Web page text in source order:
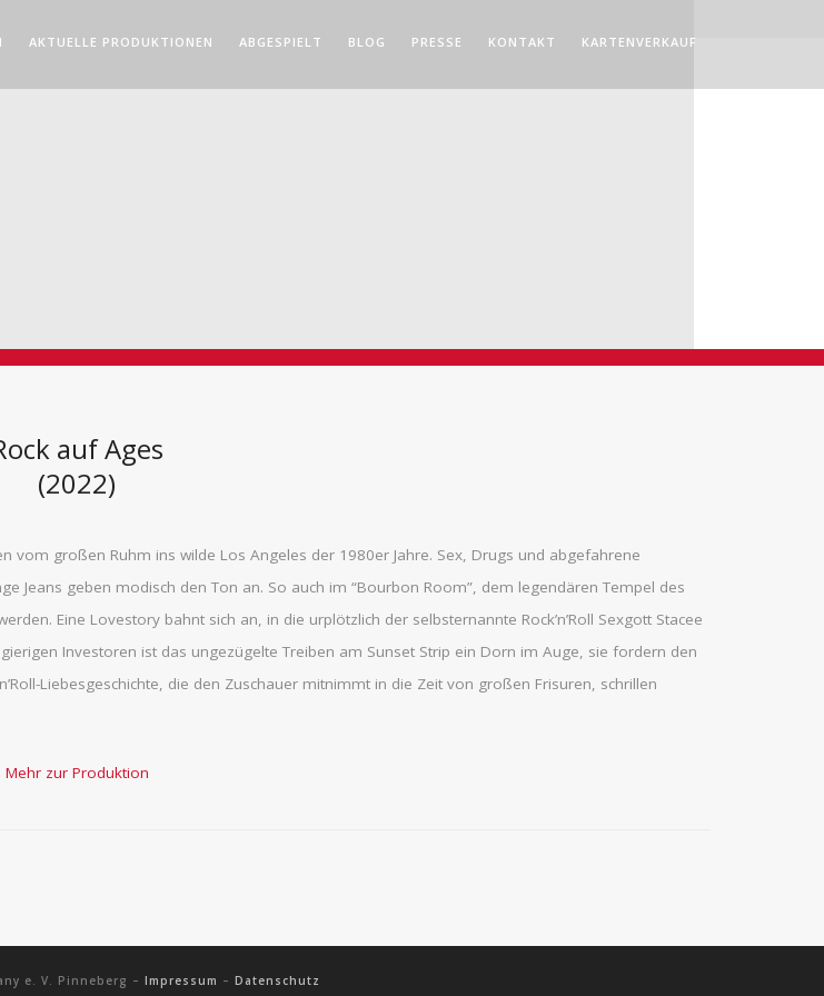
AKTUELLE PRODUKTIONEN ABGESPIELT BLOG PRESSE KONTAKT KARTENVERKAUF
auf Ages
(2022)
vom großen Ruhm ins wilde Los Angeles der 1980er Jahre. Sex, Drugs und abgefahrene
Jeans geben modisch den Ton an. So auch im “Bourbon Room”, dem legendären Tempel des
Eine Lovestory bahnt sich an, in die urplötzlich der selbsternannte Rock’n’Roll Sexgott Stacee
Investoren ist das ungezügelte Treiben am Sunset Strip ein Dorn im Auge, sie fordern den
Liebesgeschichte, die den Zuschauer mitnimmt in die Zeit von großen Frisuren, schrillen
Mehr zur Produktion
e. V. Pinneberg – Impressum – Datenschutz